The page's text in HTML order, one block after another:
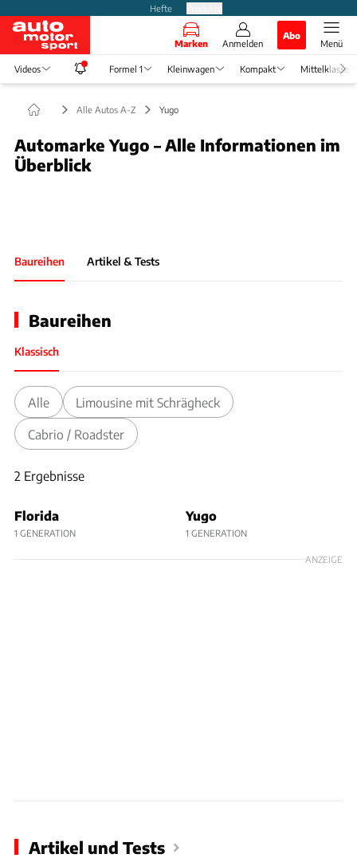
Hefte
Marken Anmelden
Abo
Menü
Videos Formel 1 Kleinwagen Kompakt Mittelklasse
Alle Autos A-Z Yugo
Automarke Yugo – Alle Informationen im
Überblick
Baureihen Artikel & Tests
Baureihen
Klassisch
Alle Limousine mit Schrägheck
Cabrio / Roadster
2 Ergebnisse
Florida
1 GENERATION
Yugo
1 GENERATION
ANZEIGE
Artikel und Tests